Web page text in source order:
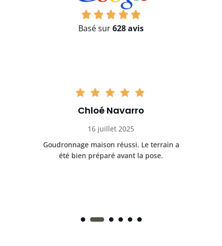
Basé sur628 avis
Chloé Navarro
16 juillet 2025
Goudronnage maison réussi. Le terrain a
été bien préparé avant la pose.